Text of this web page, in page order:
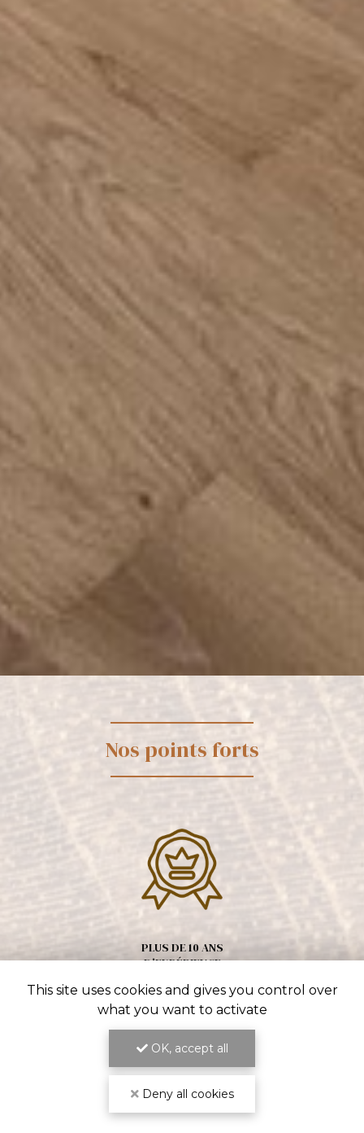
Nos points forts
PLUS DE 10 ANS
D'EXPÉRIENCE
This site uses cookies and gives you control over
what you want to activate
OK, accept all
Deny all cookies